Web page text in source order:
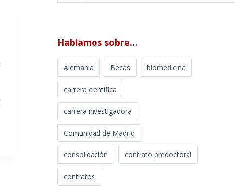
Hablamos sobre…
Alemania Becas biomedicina
carrera científica
carrera investigadora
Comunidad de Madrid
consolidación contrato predoctoral
contratos